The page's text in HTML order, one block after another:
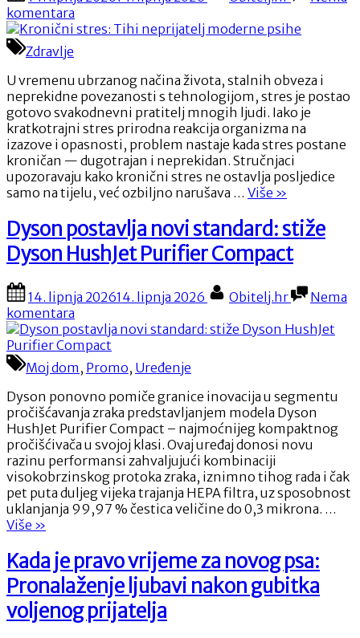
dragulj
Hrvatske”
on
komentara
Kronični
neprijatelj
moderne
psihe
Zdravlje
U vremenu ubrzanog načina života, stalnih obveza i
neprekidne povezanosti s tehnologijom, stres je postao
gotovo svakodnevni pratitelj mnogih ljudi. Iako je
kratkotrajni stres prirodna reakcija organizma na
izazove i opasnosti, problem nastaje kada stres postane
kroničan — dugotrajan i neprekidan. Stručnjaci
upozoravaju kako kronični stres ne ostavlja posljedice
samo na tijelu, već ozbiljno narušava … Više “Kronični
Tihi
neprijatelj
moderne
»
Dyson postavlja novi standard: stiže
Dyson HushJet Purifier Compact
Posted
on
14. lipnja 202614. lipnja 2026 By
Obitelj.hr
Nema
komentara
Dyson
postavlja
novi
standard:
stiže
Dyson
HushJet
Purifier
Compact
Moj dom , Promo, Uređenje
Dyson ponovno pomiče granice inovacija u segmentu
pročišćavanja zraka predstavljanjem modela Dyson
HushJet Purifier Compact – najmoćnijeg kompaktnog
pročišćivača u svojoj klasi. Ovaj uređaj donosi novu
razinu performansi zahvaljujući kombinaciji
visokobrzinskog protoka zraka, iznimno tihog rada i čak
pet puta duljeg vijeka trajanja HEPA filtra, uz sposobnost
uklanjanja 99,97 % čestica veličine do 0,3 mikrona. …
Više “Dyson
novi
standard:
stiže
Dyson
HushJet
»
Kada je pravo vrijeme za novog psa:
Pronalaženje ljubavi nakon gubitka
voljenog prijatelja